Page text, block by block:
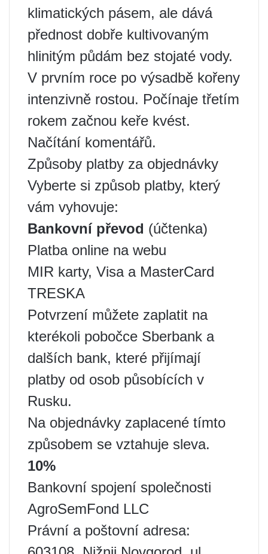
klimatických pásem, ale dává
přednost dobře kultivovaným
hlinitým půdám bez stojaté vody.
V prvním roce po výsadbě kořeny
intenzivně rostou. Počínaje třetím
rokem začnou keře kvést.
Načítání komentářů.
Způsoby platby za objednávky
Vyberte si způsob platby, který
vám vyhovuje:
Bankovní převod (účtenka)
Platba online na webu
MIR karty, Visa a MasterCard
TRESKA
Potvrzení můžete zaplatit na
kterékoli pobočce Sberbank a
dalších bank, které přijímají
platby od osob působících v
Rusku.
Na objednávky zaplacené tímto
způsobem se vztahuje sleva.
10%
Bankovní spojení společnosti
AgroSemFond LLC
Právní a poštovní adresa: